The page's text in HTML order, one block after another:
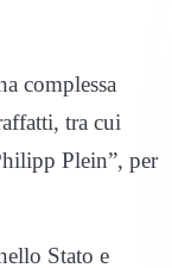
complessa
tra cui
Plein”, per
Stato e